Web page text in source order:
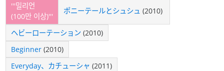
'''밀리언
(100만 이상)'''
ポニーテールとシュシュ (2010) ​​
ヘビーローテーション (2010)
Beginner (2010)
Everyday、カチューシャ (2011)